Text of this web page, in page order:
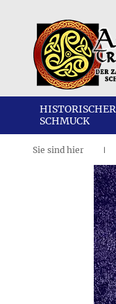
HISTORISCHER
SCHMUCK
Sie sind hier |